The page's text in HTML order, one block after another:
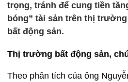
trọng, tránh để cung tiền
bóng” tài sản trên thị
bất động sản.
Thị trường bất động sản,
Theo phân tích của ông